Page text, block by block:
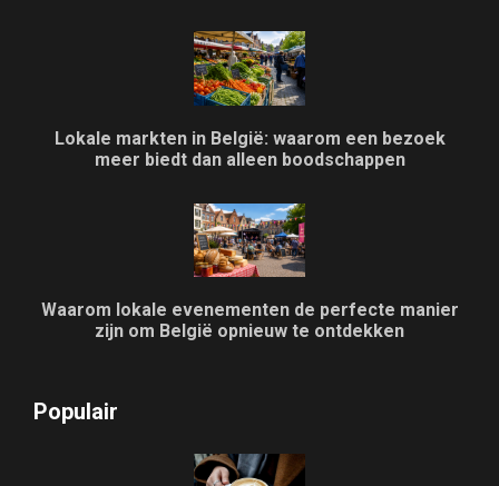
Lokale markten in België: waarom een bezoek
meer biedt dan alleen boodschappen
Waarom lokale evenementen de perfecte manier
zijn om België opnieuw te ontdekken
Populair